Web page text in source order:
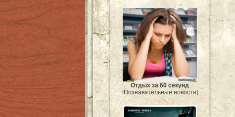
Отдых за 60 секунд
[Познавательные новости]